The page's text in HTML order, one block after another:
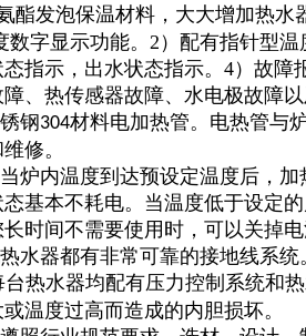
酯发泡保温材料，大大增加热水
数字显示功能。2）配有指针型
指示，出水状态指示。4）故障
、热传感器故障、水电极故障以
钢304材料电加热管。电热管与
修。
炉内温度到达预设定温度后，
基本不耗电。当温度低于设定
时间不需要使用时，可以关掉电
水器都有非常可靠的接地线系
热水器均配有压力控制系统和
温度过高而造成的内胆损坏。